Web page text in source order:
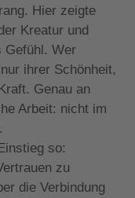
Hier zeigte
Kreatur und
Gefühl. Wer
ihrer Schönheit,
Genau an
Arbeit: nicht im
so:
zu
die Verbindung